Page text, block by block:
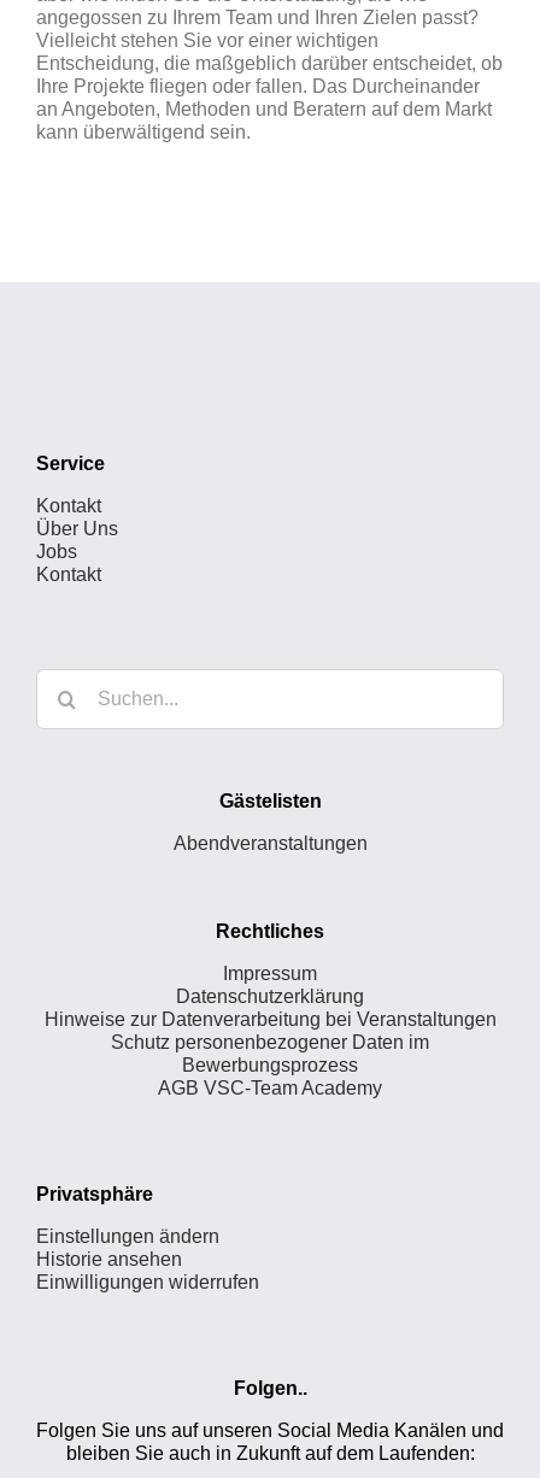
angegossen zu Ihrem Team und Ihren Zielen passt?
Vielleicht stehen Sie vor einer wichtigen
Entscheidung, die maßgeblich darüber entscheidet, ob
Ihre Projekte fliegen oder fallen. Das Durcheinander
an Angeboten, Methoden und Beratern auf dem Markt
kann überwältigend sein.
Service
Kontakt
Über Uns
Jobs
Kontakt
Suche
nach:
Gästelisten
Abendveranstaltungen
Rechtliches
Impressum
Datenschutzerklärung
Hinweise zur Datenverarbeitung bei Veranstaltungen
Schutz personenbezogener Daten im
Bewerbungsprozess
AGB VSC-Team Academy
Privatsphäre
Einstellungen ändern
Historie ansehen
Einwilligungen widerrufen
Folgen..
Folgen Sie uns auf unseren Social Media Kanälen und
bleiben Sie auch in Zukunft auf dem Laufenden: